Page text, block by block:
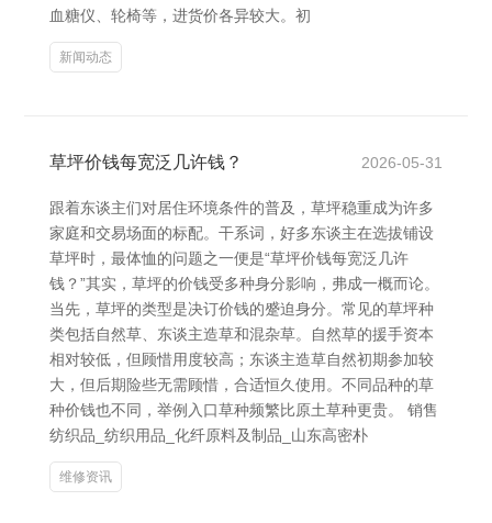
血糖仪、轮椅等，进货价各异较大。初
新闻动态
草坪价钱每宽泛几许钱？ 2026-05-31
跟着东谈主们对居住环境条件的普及，草坪稳重成为许多
家庭和交易场面的标配。干系词，好多东谈主在选拔铺设
草坪时，最体恤的问题之一便是“草坪价钱每宽泛几许
钱？”其实，草坪的价钱受多种身分影响，弗成一概而论。
当先，草坪的类型是决订价钱的蹙迫身分。常见的草坪种
类包括自然草、东谈主造草和混杂草。自然草的援手资本
相对较低，但顾惜用度较高；东谈主造草自然初期参加较
大，但后期险些无需顾惜，合适恒久使用。不同品种的草
种价钱也不同，举例入口草种频繁比原土草种更贵。 销售
纺织品_纺织用品_化纤原料及制品_山东高密朴
维修资讯